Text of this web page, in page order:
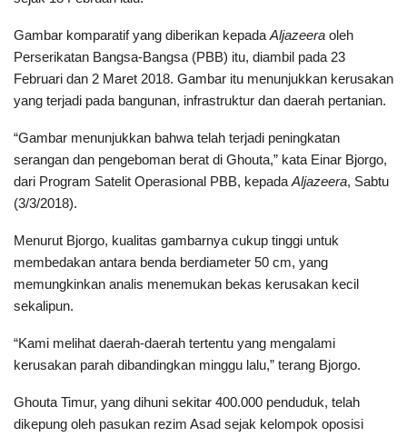
Gambar komparatif yang diberikan kepada Aljazeera oleh
Perserikatan Bangsa-Bangsa (PBB) itu, diambil pada 23
Februari dan 2 Maret 2018. Gambar itu menunjukkan kerusakan
yang terjadi pada bangunan, infrastruktur dan daerah pertanian.
“Gambar menunjukkan bahwa telah terjadi peningkatan
serangan dan pengeboman berat di Ghouta,” kata Einar Bjorgo,
dari Program Satelit Operasional PBB, kepada Aljazeera, Sabtu
(3/3/2018).
Menurut Bjorgo, kualitas gambarnya cukup tinggi untuk
membedakan antara benda berdiameter 50 cm, yang
memungkinkan analis menemukan bekas kerusakan kecil
sekalipun.
“Kami melihat daerah-daerah tertentu yang mengalami
kerusakan parah dibandingkan minggu lalu,” terang Bjorgo.
Ghouta Timur, yang dihuni sekitar 400.000 penduduk, telah
dikepung oleh pasukan rezim Asad sejak kelompok oposisi